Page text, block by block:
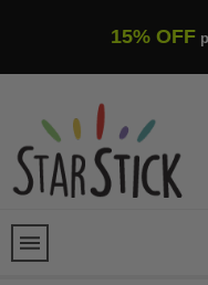
15% OFF